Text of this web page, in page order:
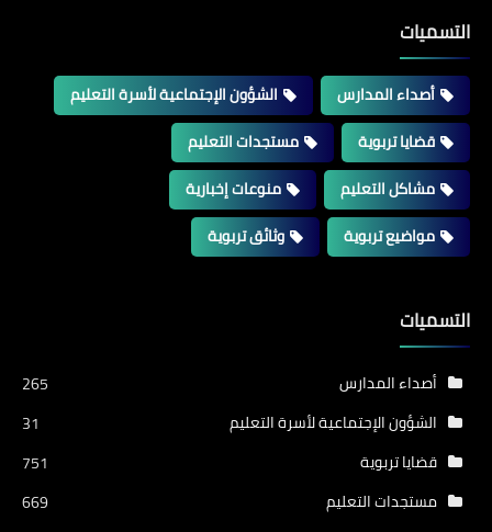
التسميات
أصداء المدارس
الشؤون الإجتماعية لأسرة التعليم
قضايا تربوية
مستجدات التعليم
مشاكل التعليم
منوعات إخبارية
مواضيع تربوية
وثائق تربوية
التسميات
أصداء المدارس
265
الشؤون الإجتماعية لأسرة التعليم
31
قضايا تربوية
751
مستجدات التعليم
669